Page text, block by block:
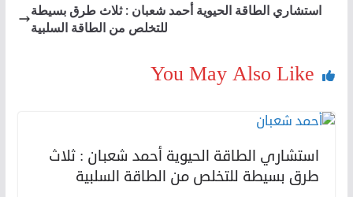
استشاري الطاقة الحيوية أحمد شعبان : ثلاث طرق بسيطة
للتخلص من الطاقة السلبية
You May Also Like
استشاري الطاقة الحيوية أحمد شعبان : ثلاث
طرق بسيطة للتخلص من الطاقة السلبية